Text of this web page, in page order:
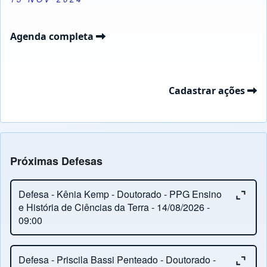
Agenda completa
Cadastrar ações
Próximas Defesas
Defesa - Kênia Kemp - Doutorado - PPG Ensino
e História de Ciências da Terra - 14/08/2026 -
09:00
Close or Open tab vvja-pane-11182316-1-pane
Orientação:
Ronaldo Barbosa
Defesa - Priscila Bassi Penteado - Doutorado -
Close or Open tab vvja-pane-11182316-2-pane